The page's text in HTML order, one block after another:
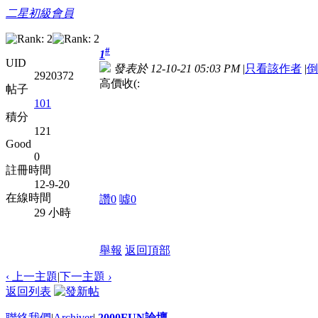
二星初級會員
UID
2920372
帖子
101
積分
121
Good
0
註冊時間
12-9-20
在線時間
29 小時
1#
發表於 12-10-21 05:03 PM |只看該作者 |
高價收(:
讚0 噓0
舉報 返回頂部
‹ 上一主題|下一主題 ›
返回列表